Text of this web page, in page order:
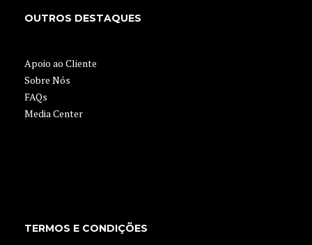
OUTROS DESTAQUES
Apoio ao Cliente
Sobre Nós
FAQs
Media Center
TERMOS E CONDIÇÕES